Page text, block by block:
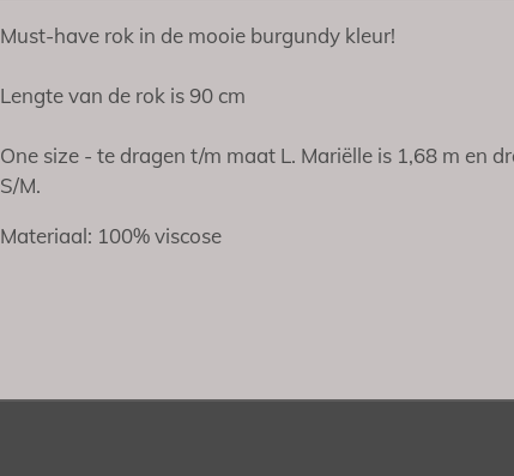
Must-have rok in de mooie burgundy kleur!
Lengte van de rok is 90 cm
One size - te dragen t/m maat L. Mariëlle is 1,68 m en
S/M.
Materiaal: 100% viscose